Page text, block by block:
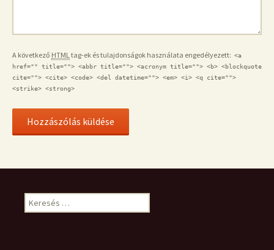
A következő HTMLtag-ek és tulajdonságok használata engedélyezett: <a
href="" title=""> <abbr title=""> <acronym title=""> <b> <blockquote
cite=""> <cite> <code> <del datetime=""> <em> <i> <q cite="">
<strike> <strong>
Keresés: